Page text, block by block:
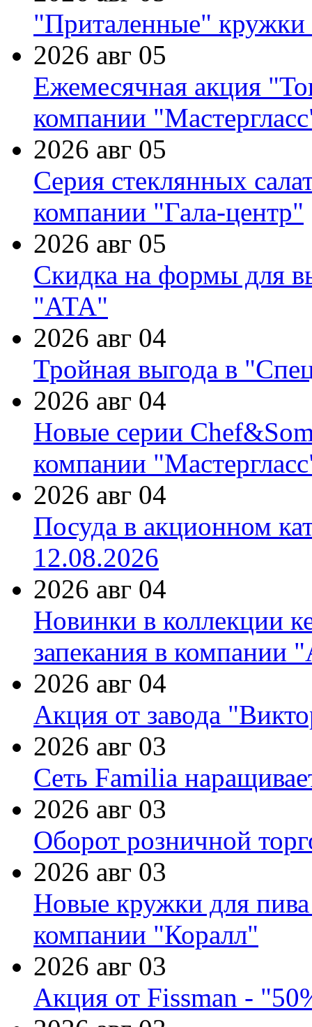
"Приталенные" кружки
2026 авг 05
Ежемесячная акция
компании
2026 авг 05
Серия стеклянных
компании "Гала-центр"
2026 авг 05
Скидка на формы для
"АТА"
2026 авг 04
Тройная выгода в
2026 авг 04
Новые серии
компании
2026 авг 04
Посуда в акционном
12.08.2026
2026 авг 04
Новинки в коллекции
запекания в компании
2026 авг 04
Акция от завода
2026 авг 03
Сеть Familia
2026 авг 03
Оборот розничной
2026 авг 03
Новые кружки для
компании "Коралл"
2026 авг 03
Акция от Fissman -